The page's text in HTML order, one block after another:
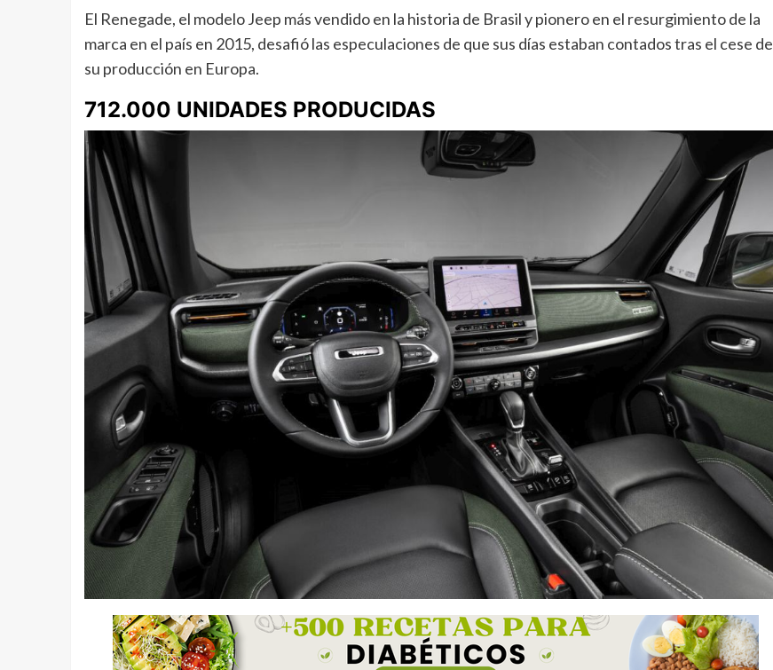
El Renegade, el modelo Jeep más vendido en la historia de Brasil y pionero en el resurgimiento de la
marca en el país en 2015, desafió las especulaciones de que sus días estaban contados tras el cese de
su producción en Europa.
712.000 UNIDADES PRODUCIDAS